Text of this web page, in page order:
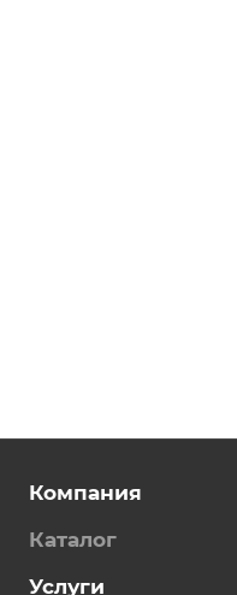
Компания
Каталог
Услуги